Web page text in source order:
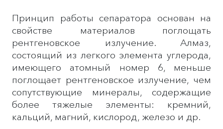
Принцип работы сепаратора основан на
свойстве материалов поглощать
рентгеновское излучение. Алмаз,
состоящий из легкого элемента углерода,
имеющего атомный номер 6, меньше
поглощает рентгеновское излучение, чем
сопутствующие минералы, содержащие
более тяжелые элементы: кремний,
кальций, магний, кислород, железо и др.